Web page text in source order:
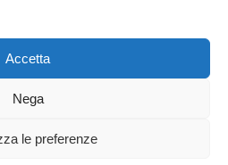
Accetta
Nega
le preferenze
02358760409 -